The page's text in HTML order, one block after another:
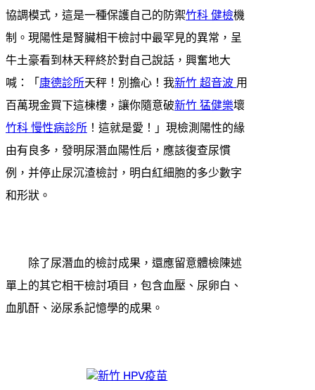
協調模式，這是一種保護自己的防禦竹科 健檢機
制。現陽性是腎臟相干檢討中最罕見的異常，呈
牛土豪看到林天秤終於對自己說話，興奮地大
喊：「康德診所天秤！別擔心！我新竹 超音波 用
百萬現金買下這棟樓，讓你隨意破新竹 猛健樂壞
竹科 慢性病診所 ！這就是愛！」現檢測陽性的緣
由有良多，發明尿潛血陽性后，應該復查尿慣
例，并停止尿沉渣檢討，明白紅細胞的多少數字
和形狀。
除了尿潛血的檢討成果，還應留意體檢陳述
單上的其它相干檢討項目，包含血壓、尿卵白、
血肌酐、泌尿系記憶學的成果。
新竹 HPV疫苗